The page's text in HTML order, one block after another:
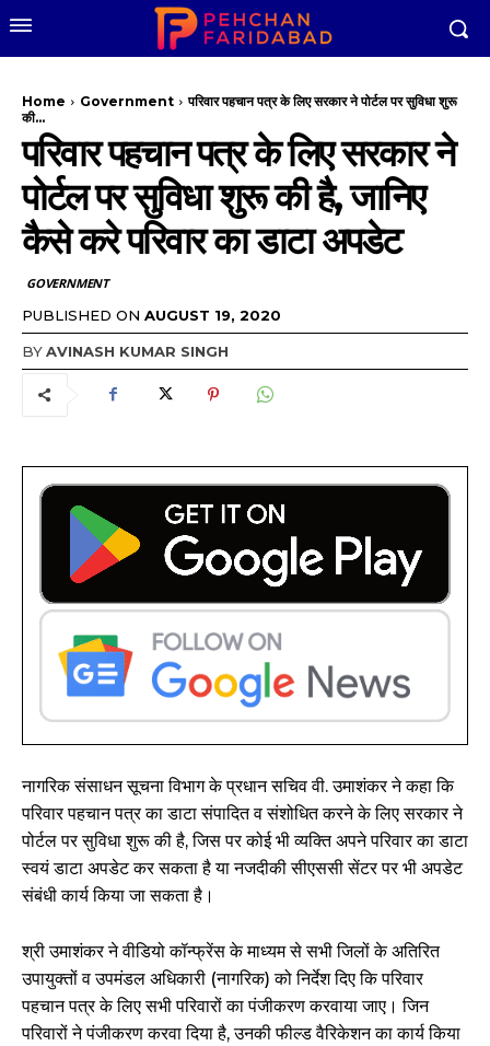
Home Government
परिवार पहचान पत्र के लिए सरकार ने पोर्टल पर सुविधा शुरू
की...
परिवार पहचान पत्र के लिए सरकार ने
पोर्टल पर सुविधा शुरू की है, जानिए
कैसे करे परिवार का डाटा अपडेट
GOVERNMENT
PUBLISHED ON AUGUST 19, 2020
BYAVINASH KUMAR SINGH
नागरिक संसाधन सूचना विभाग के प्रधान सचिव वी. उमाशंकर ने कहा कि
परिवार पहचान पत्र का डाटा संपादित व संशोधित करने के लिए सरकार ने
पोर्टल पर सुविधा शुरू की है, जिस पर कोई भी व्यक्ति अपने परिवार का डाटा
स्वयं डाटा अपडेट कर सकता है या नजदीकी सीएससी सेंटर पर भी अपडेट
संबंधी कार्य किया जा सकता है।
श्री उमाशंकर ने वीडियो कॉन्फ्रेंस के माध्यम से सभी जिलों के अतिरित
उपायुक्तों व उपमंडल अधिकारी (नागरिक) को निर्देश दिए कि परिवार
पहचान पत्र के लिए सभी परिवारों का पंजीकरण करवाया जाए। जिन
परिवारों ने पंजीकरण करवा दिया है, उनकी फील्ड वैरिकेशन का कार्य किया